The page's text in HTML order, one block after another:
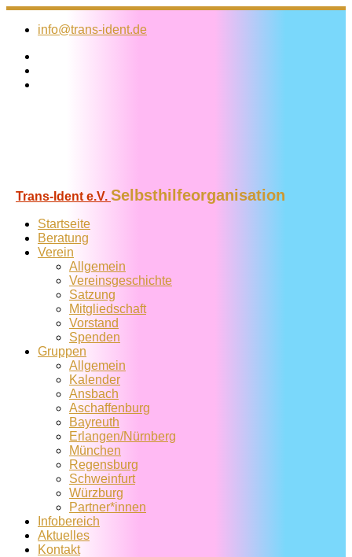
Zum
Inhalt
info@trans-ident.de
Trans-Ident e.V. Selbsthilfeorganisation
Startseite
Beratung
Verein
Allgemein
Vereins­geschichte
Satzung
Mitglied­schaft
Vorstand
Spenden
Gruppen
Allgemein
Kalender
Ansbach
Aschaffenburg
Bayreuth
Erlangen/Nürnberg
München
Regensburg
Schweinfurt
Würzburg
Partner*innen
Infobereich
Aktuelles
Kontakt